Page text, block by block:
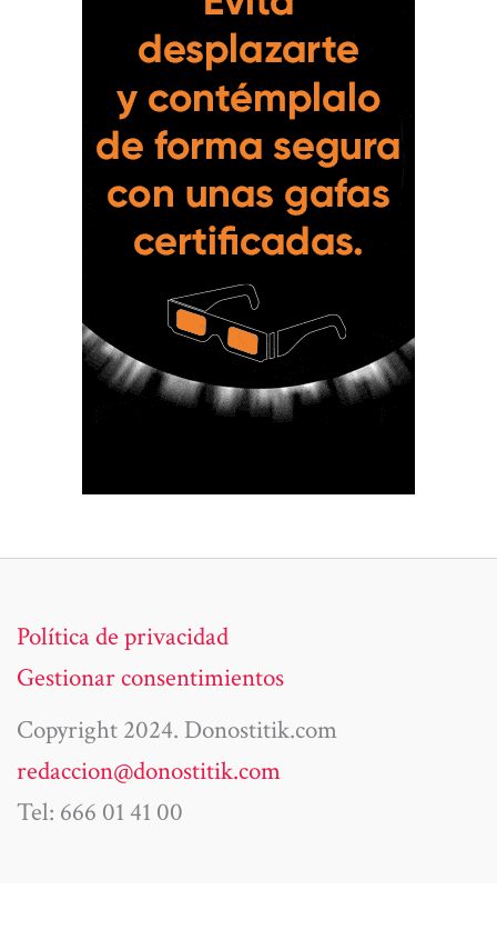
Política de privacidad
Gestionar consentimientos
Copyright 2024. Donostitik.com
redaccion@donostitik.com
Tel: 666 01 41 00